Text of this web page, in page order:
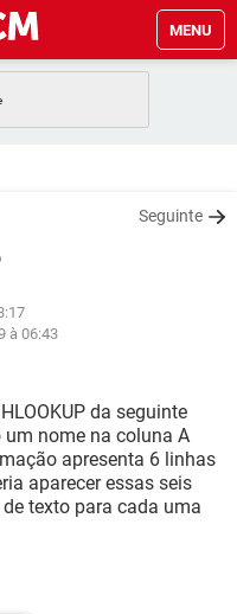
MENU
Seguinte
à 06:43
da seguinte
nome na coluna A
apresenta 6 linhas
aparecer essas seis
texto para cada uma